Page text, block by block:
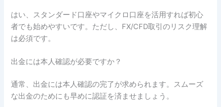
はい、スタンダード口座やマイクロ口座を活用すれば初心
者でも始めやすいです。ただし、FX/CFD取引のリスク理解
は必須です。
出金には本人確認が必要ですか？
通常、出金には本人確認の完了が求められます。スムーズ
な出金のためにも早めに認証を済ませましょう。